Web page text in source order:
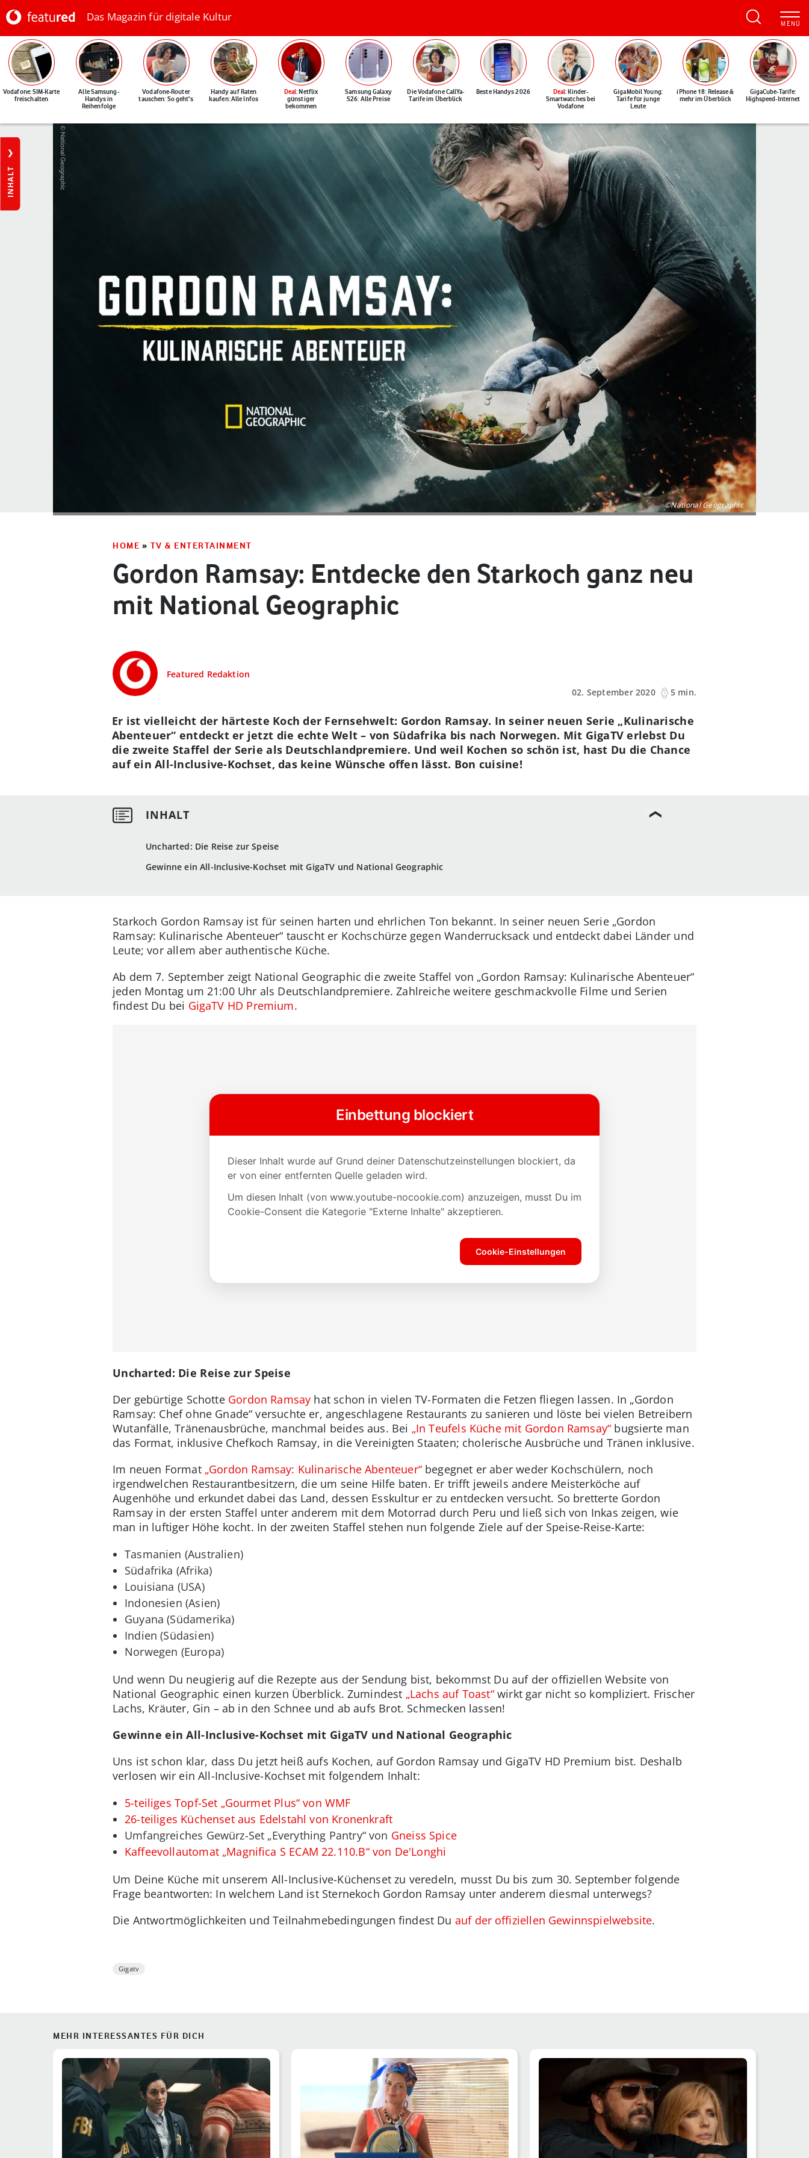
Das Magazin für digitale Kultur
Vodafone: SIM-Karte
freischalten
Alle Samsung-
Handys in
Reihenfolge
Vodafone-Router
tauschen: So geht's
Handy auf Raten
kaufen: Alle Infos
Deal: Netflix
günstiger
bekommen
Samsung Galaxy
S26: Alle Preise
Die Vodafone CallYa-
Tarife im Überblick
Beste Handys 2026 Deal: Kinder-
Smartwatches bei
Vodafone
GigaMobil Young:
Tarife für junge
Leute
iPhone 18: Release &
mehr im Überblick
GigaCube-Tarife:
Highspeed-Internet
INHALT
©National Geographic
HOME » TV & ENTERTAINMENT
Gordon Ramsay: Entdecke den Starkoch ganz neu
mit National Geographic
Featured Redaktion
02. September 2020
5 min.
Uncharted: Die Reise zur Speise
Gewinne ein All-Inclusive-Kochset mit GigaTV und National Geographic
Er ist vielleicht der härteste Koch der Fernsehwelt: Gordon Ramsay. In seiner neuen Serie „Kulinarische
Abenteuer“ entdeckt er jetzt die echte Welt – von Südafrika bis nach Norwegen. Mit GigaTV erlebst Du
die zweite Staffel der Serie als Deutschlandpremiere. Und weil Kochen so schön ist, hast Du die Chance
auf ein All-Inclusive-Kochset, das keine Wünsche offen lässt. Bon cuisine!
Starkoch Gordon Ramsay ist für seinen harten und ehrlichen Ton bekannt. In seiner neuen Serie „Gordon
Ramsay: Kulinarische Abenteuer“ tauscht er Kochschürze gegen Wanderrucksack und entdeckt dabei Länder und
Leute; vor allem aber authentische Küche.
Ab dem 7. September zeigt National Geographic die zweite Staffel von „Gordon Ramsay: Kulinarische Abenteuer“
jeden Montag um 21:00 Uhr als Deutschlandpremiere. Zahlreiche weitere geschmackvolle Filme und Serien
findest Du bei GigaTV HD Premium.
Uncharted: Die Reise zur Speise
Der gebürtige Schotte Gordon Ramsay hat schon in vielen TV-Formaten die Fetzen fliegen lassen. In „Gordon
Ramsay: Chef ohne Gnade“ versuchte er, angeschlagene Restaurants zu sanieren und löste bei vielen Betreibern
Wutanfälle, Tränenausbrüche, manchmal beides aus. Bei „In Teufels Küche mit Gordon Ramsay“ bugsierte man
das Format, inklusive Chefkoch Ramsay, in die Vereinigten Staaten; cholerische Ausbrüche und Tränen inklusive.
Im neuen Format „Gordon Ramsay: Kulinarische Abenteuer“begegnet er aber weder Kochschülern, noch
irgendwelchen Restaurantbesitzern, die um seine Hilfe baten. Er trifft jeweils andere Meisterköche auf
Augenhöhe und erkundet dabei das Land, dessen Esskultur er zu entdecken versucht. So bretterte Gordon
Ramsay in der ersten Staffel unter anderem mit dem Motorrad durch Peru und ließ sich von Inkas zeigen, wie
man in luftiger Höhe kocht. In der zweiten Staffel stehen nun folgende Ziele auf der Speise-Reise-Karte:
Tasmanien (Australien)
Südafrika (Afrika)
Louisiana (USA)
Indonesien (Asien)
Guyana (Südamerika)
Indien (Südasien)
Norwegen (Europa)
Und wenn Du neugierig auf die Rezepte aus der Sendung bist, bekommst Du auf der offiziellen Website von
National Geographic einen kurzen Überblick. Zumindest „Lachs auf Toast“wirkt gar nicht so kompliziert. Frischer
Lachs, Kräuter, Gin – ab in den Schnee und ab aufs Brot. Schmecken lassen!
Gewinne ein All-Inclusive-Kochset mit GigaTV und National Geographic
Uns ist schon klar, dass Du jetzt heiß aufs Kochen, auf Gordon Ramsay und GigaTV HD Premium bist. Deshalb
verlosen wir ein All-Inclusive-Kochset mit folgendem Inhalt:
5-teiliges Topf-Set „Gourmet Plus“ von WMF
26-teiliges Küchenset aus Edelstahl von Kronenkraft
Umfangreiches Gewürz-Set „Everything Pantry“ von Gneiss Spice
Kaffeevollautomat „Magnifica S ECAM 22.110.B“ von De'Longhi
Um Deine Küche mit unserem All-Inclusive-Küchenset zu veredeln, musst Du bis zum 30. September folgende
Frage beantworten: In welchem Land ist Sternekoch Gordon Ramsay unter anderem diesmal unterwegs?
Die Antwortmöglichkeiten und Teilnahmebedingungen findest Du auf der offiziellen Gewinnspielwebsite.
Gigatv
MEHR INTERESSANTES FÜR DICH